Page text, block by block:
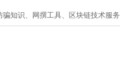
知识、网撰工具、区块链技术服务